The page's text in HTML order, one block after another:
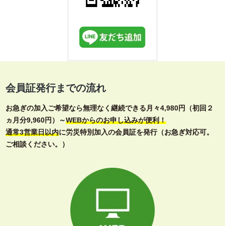
会員証発行までの流れ
お急ぎの加入ご希望なら無理なく継続できる月々4,980円（初回２
ヵ月分9,960円）～WEBからのお申し込みが便利！
通常3営業日以内に労災特別加入の会員証を発行（お急ぎ対応可。
ご相談ください。）